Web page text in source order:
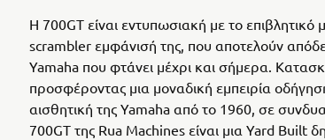
Η 700GT είναι εντυπωσιακή με το
scrambler εμφάνισή της, που αποτελούν
Yamaha που φτάνει μέχρι και σήμερα.
προσφέροντας μια μοναδική εμπειρία
αισθητική της Yamaha από το 1960, σε
700GT της Rua Machines είναι μια Yard Built